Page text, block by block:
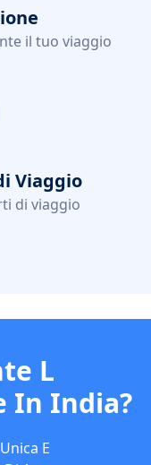
il tuo viaggio
Viaggio
di viaggio
L
In India?
E